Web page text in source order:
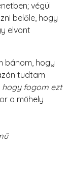
végül
belőle, hogy
elvont
bánom, hogy
tudtam
hogy fogom ezt
a műhely